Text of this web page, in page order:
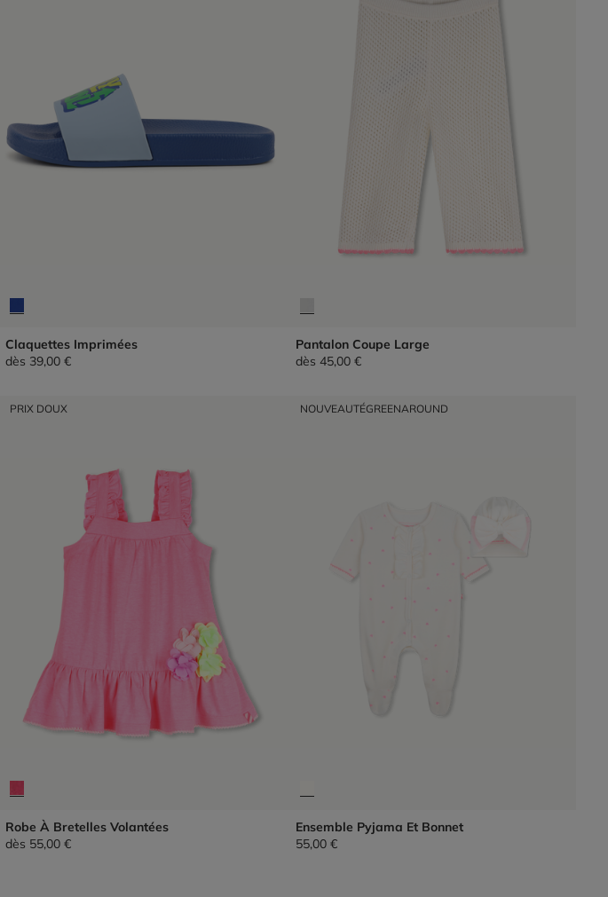
Claquettes Imprimées
dès 39,00 €
Pantalon Coupe Large
dès 45,00 €
PRIX DOUX
Robe À Bretelles Volantées
dès 55,00 €
NOUVEAUTÉGREENAROUND
Ensemble Pyjama Et Bonnet
55,00 €